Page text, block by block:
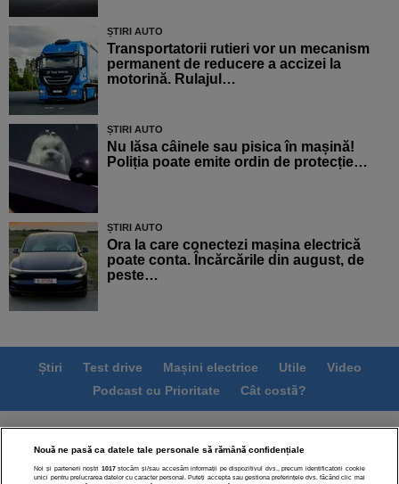
ȘTIRI AUTO
Transportatorii rutieri vor un mecanism
permanent de reducere a accizei la
motorină. Rulajul…
ȘTIRI AUTO
Nu lăsa câinele sau pisica în mașină!
Poliția poate emite ordin de protecție…
ȘTIRI AUTO
Ora la care conectezi mașina electrică
poate conta. Încărcările din august, de
peste…
Știri Test drive Mașini electrice Utile
Video
Podcast cu Prioritate
Cât costă?
Termeni si conditii
Politica de confidentialitate
Politica de cookies
Echipa editorială
Modifică Setările
Nouă ne pasă ca datele tale personale să rămână confidențiale
Noi și partenerii noștri 1017stocăm și/sau accesăm informații pe dispozitivul dvs., precum identificatorii cookie
unici pentru prelucrarea datelor cu caracter personal. Puteți accepta sau gestiona preferințele dvs. făcând clic mai